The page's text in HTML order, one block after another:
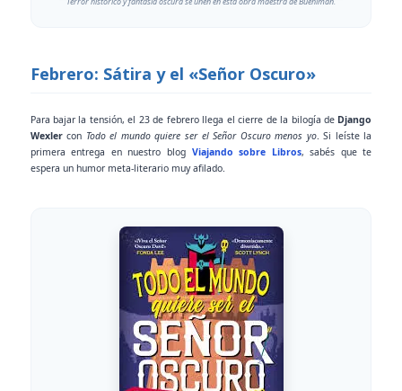
Febrero: Sátira y el «Señor Oscuro»
Para bajar la tensión, el 23 de febrero llega el cierre de la bilogía de Django
Wexlercon Todo el mundo quiere ser el Señor Oscuro menos yo. Si leíste la
primera entrega en nuestro blog Viajando sobre Libros, sabés que te
espera un humor meta-literario muy afilado.